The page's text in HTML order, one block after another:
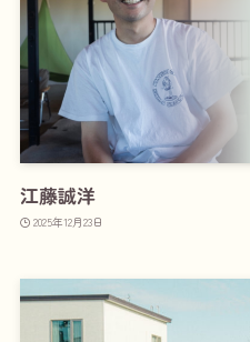
江藤誠洋
2025年12月23日